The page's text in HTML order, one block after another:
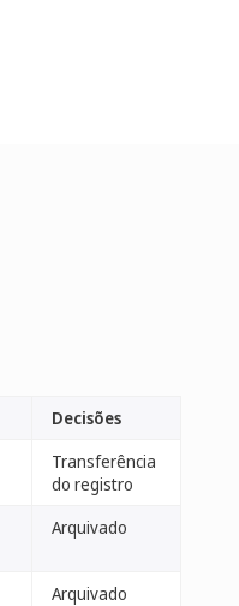
Decisões
Transferência
do registro
Arquivado
Arquivado